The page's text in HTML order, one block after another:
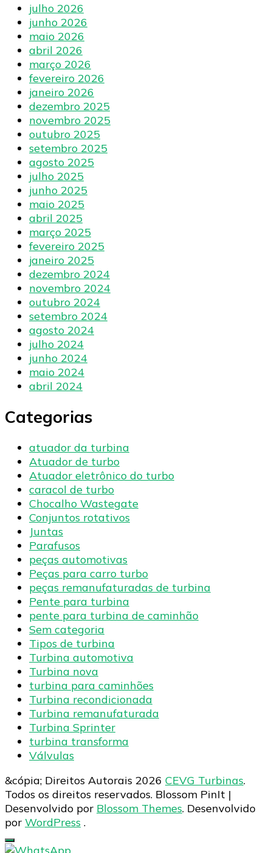
julho 2026
junho 2026
maio 2026
abril 2026
março 2026
fevereiro 2026
janeiro 2026
dezembro 2025
novembro 2025
outubro 2025
setembro 2025
agosto 2025
julho 2025
junho 2025
maio 2025
abril 2025
março 2025
fevereiro 2025
janeiro 2025
dezembro 2024
novembro 2024
outubro 2024
setembro 2024
agosto 2024
julho 2024
junho 2024
maio 2024
abril 2024
Categorias
atuador da turbina
Atuador de turbo
Atuador eletrônico do turbo
caracol de turbo
Chocalho Wastegate
Conjuntos rotativos
Juntas
Parafusos
peças automotivas
Peças para carro turbo
peças remanufaturadas de turbina
Pente para turbina
pente para turbina de caminhão
Sem categoria
Tipos de turbina
Turbina automotiva
Turbina nova
turbina para caminhões
Turbina recondicionada
Turbina remanufaturada
Turbina Sprinter
turbina transforma
Válvulas
&cópia; Direitos Autorais 2026 CEVG Turbinas.
Todos os direitos reservados. Blossom PinIt |
Desenvolvido por Blossom Themes. Desenvolvido
por WordPress .